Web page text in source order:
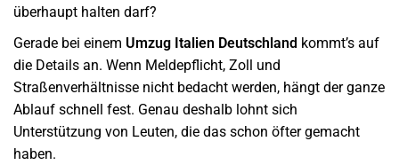
überhaupt halten darf?
Gerade bei einem Umzug Italien Deutschland kommt’s auf
die Details an. Wenn Meldepflicht, Zoll und
Straßenverhältnisse nicht bedacht werden, hängt der ganze
Ablauf schnell fest. Genau deshalb lohnt sich
Unterstützung von Leuten, die das schon öfter gemacht
haben.